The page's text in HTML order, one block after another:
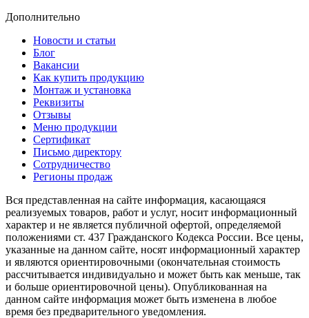
Дополнительно
Новости и статьи
Блог
Вакансии
Как купить продукцию
Монтаж и установка
Реквизиты
Отзывы
Меню продукции
Сертификат
Письмо директору
Сотрудничество
Регионы продаж
Вся представленная на сайте информация, касающаяся
реализуемых товаров, работ и услуг, носит информационный
характер и не является публичной офертой, определяемой
положениями ст. 437 Гражданского Кодекса России. Все цены,
указанные на данном сайте, носят информационный характер
и являются ориентировочными (окончательная стоимость
рассчитывается индивидуально и может быть как меньше, так
и больше ориентировочной цены). Опубликованная на
данном сайте информация может быть изменена в любое
время без предварительного уведомления.